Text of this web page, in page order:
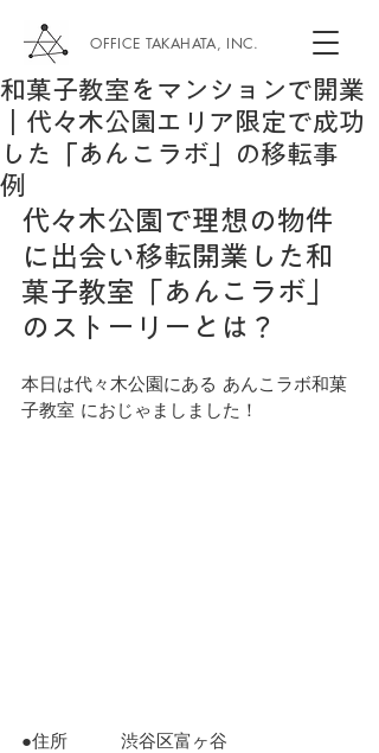
OFFICE TAKAHATA, INC.
和菓子教室をマンションで開業
｜代々木公園エリア限定で成功
した「あんこラボ」の移転事
例
代々木公園で理想の物件
に出会い移転開業した和
菓子教室「あんこラボ」
のストーリーとは？
本日は代々木公園にある あんこラボ和菓
子教室 におじゃましました！
●住所　　　渋谷区富ヶ谷